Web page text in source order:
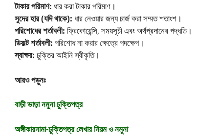
টাকার পরিমাণ: ধার করা টাকার পরিমাণ।
সুদের হার (যদি থাকে): ধার নেওয়ার জন্য চার্জ করা সম্মত শতাংশ।
পরিশোধের শর্তাবলী: ফ্রিকোয়েন্সি, সময়সূচী এবং অর্থপ্রদানের পদ্ধতি।
ডিফল্ট শর্তাবলী: পরিশোধ না করার ক্ষেত্রে পদক্ষেপ।
স্বাক্ষর: চুক্তির আইনি স্বীকৃতি।
আরও পড়ুনঃ
বাড়ী ভাড়া নমুনা চুক্তিপত্র
অঙ্গীকারনামা-চুক্তিপত্র লেখার নিয়ম ও নমুনা